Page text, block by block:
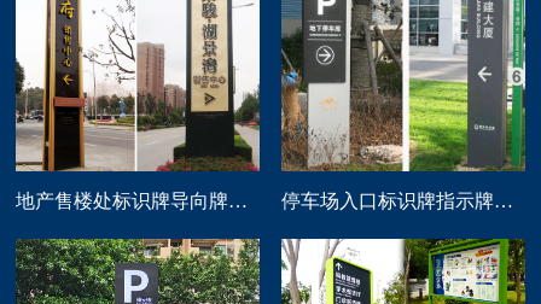
地产售楼处标识牌导向牌精神堡垒制作 停车场入口标识牌指示牌导向牌定做